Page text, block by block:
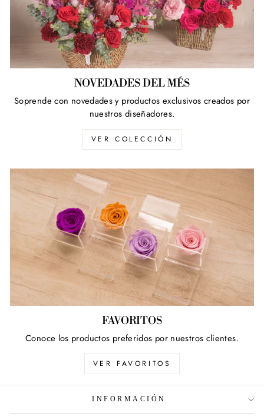
NOVEDADES DEL MÉS
Soprende con novedades y productos exclusivos creados por
nuestros diseñadores.
VER COLECCIÓN
FAVORITOS
Conoce los productos preferidos por nuestros clientes.
VER FAVORITOS
INFORMACIÓN